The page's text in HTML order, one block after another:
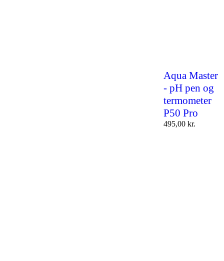
Aqua Master
- pH pen og
termometer
P50 Pro
495,00 kr.